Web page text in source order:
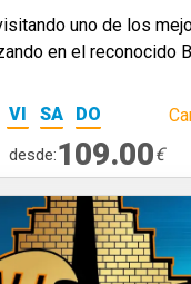
uno de los
en el reconocido
VI SA DO
desde:109.00€